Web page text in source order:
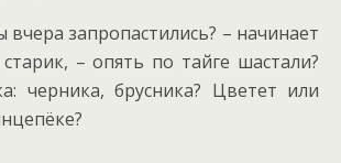
вчера запропастились? – начинает
– опять по тайге шастали?
черника, брусника? Цветет или